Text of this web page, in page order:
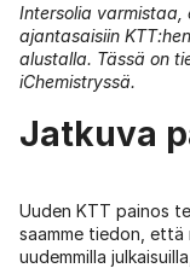
Intersolia
ajantasaisiin
alustalla. Tässä on
iChemistryssä.
Jatkuva
Uuden KTT painos
saamme tiedon,
uudemmilla